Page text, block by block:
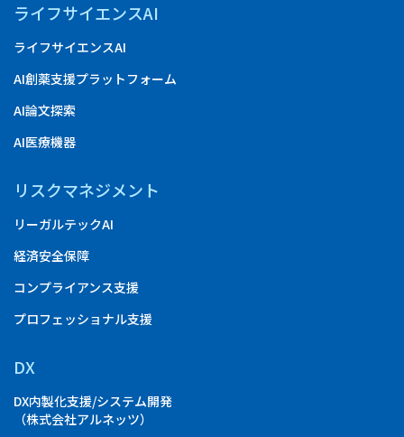
ライフサイエンスAI
ライフサイエンスAI
AI創薬支援プラットフォーム
AI論文探索
AI医療機器
リスクマネジメント
リーガルテックAI
経済安全保障
コンプライアンス支援
プロフェッショナル支援
DX
DX内製化支援/システム開発
（株式会社アルネッツ）